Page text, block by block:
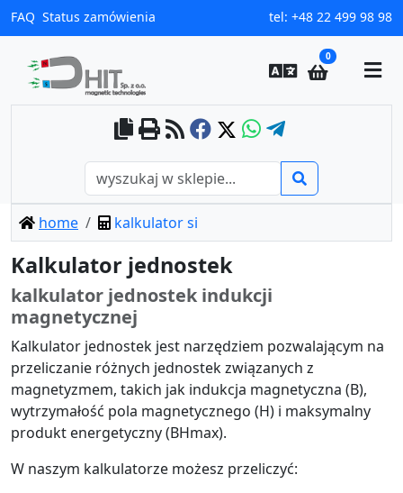
FAQ Status zamówienia tel: +48 22 499 98 98
0
home kalkulator si
Kalkulator jednostek
kalkulator jednostek indukcji
magnetycznej
Kalkulator jednostek jest narzędziem pozwalającym na
przeliczanie różnych jednostek związanych z
magnetyzmem, takich jak indukcja magnetyczna (B),
wytrzymałość pola magnetycznego (H) i maksymalny
produkt energetyczny (BHmax).
W naszym kalkulatorze możesz przeliczyć: